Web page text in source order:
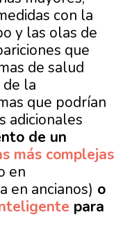
con la
y las olas de
que
de salud
de la
que podrían
adicionales
de un
más complejas
en
en ancianos) o
para